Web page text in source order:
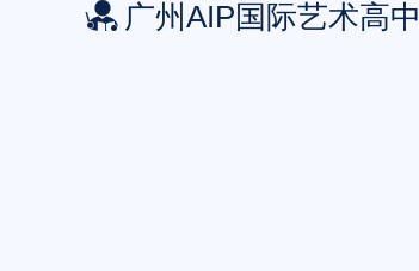
 广州AIP国际艺术高中